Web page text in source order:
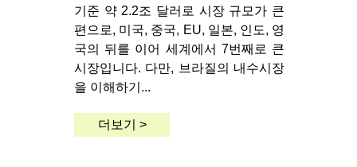
기준 약 2.2조 달러로 시장 규모가 큰
편으로, 미국, 중국, EU, 일본, 인도, 영
국의 뒤를 이어 세계에서 7번째로 큰
시장입니다. 다만, 브라질의 내수시장
을 이해하기...
더보기 >